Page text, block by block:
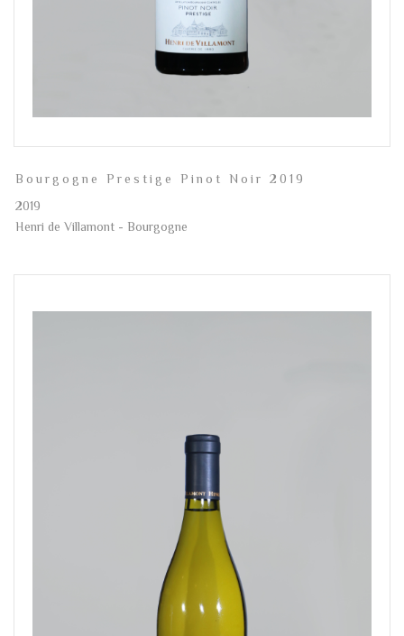
Bourgogne Prestige Pinot Noir 2019
2019
Henri de Villamont - Bourgogne